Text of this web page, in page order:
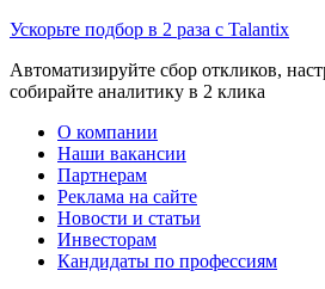
Ускорьте подбор в 2 раза с Talantix
Автоматизируйте сбор откликов,
собирайте аналитику в 2 клика
О компании
Наши вакансии
Партнерам
Реклама на сайте
Новости и статьи
Инвесторам
Кандидаты по профессиям